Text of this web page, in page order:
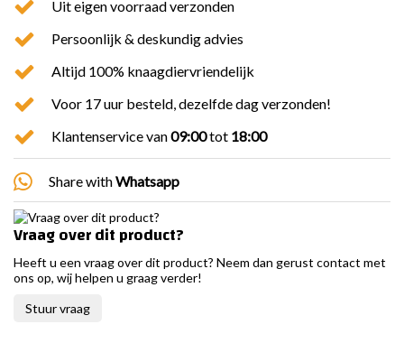
Uit eigen voorraad verzonden
Persoonlijk & deskundig advies
Altijd 100% knaagdiervriendelijk
Voor 17 uur besteld, dezelfde dag verzonden!
Klantenservice van09:00tot 18:00
Share withWhatsapp
Vraag over dit product?
Heeft u een vraag over dit product? Neem dan gerust contact met
ons op, wij helpen u graag verder!
Stuur vraag